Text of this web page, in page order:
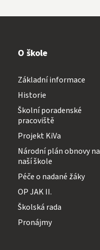
O škole
Základní informace
Historie
Školní poradenské
pracoviště
Projekt KiVa
Národní plán obnovy na
naší škole
Péče o nadané žáky
OP JAK II.
Školská rada
Pronájmy